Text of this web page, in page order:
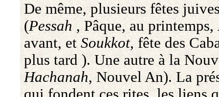
De même, plusieurs fêtes
(Pessah, Pâque, au printemps,
avant, etSoukkot, fête des
plus tard ). Une autre à la
Hachanah, Nouvel An). La